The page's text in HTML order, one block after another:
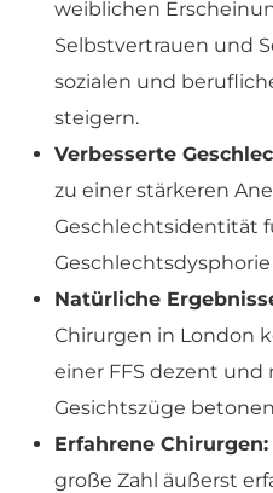
weiblichen
Selbstvertrauen und
sozialen und
steigern.
Verbesserte
zu einer stärkeren
Geschlechtsidentität
Natürliche
Chirurgen in London
einer FFS dezent
Gesichtszüge
Erfahrene Chirurgen:
große Zahl äußerst